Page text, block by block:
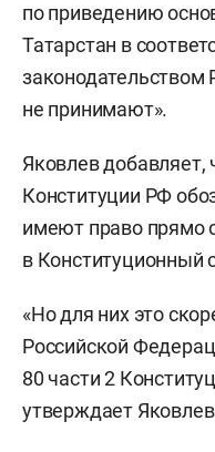
по приведению
Татарстан в
законодательством
не принимают».
Яковлев добавляет,
Конституции РФ
имеют право прямо
в Конституционный
«Но для них это
Российской
80 части 2
утверждает